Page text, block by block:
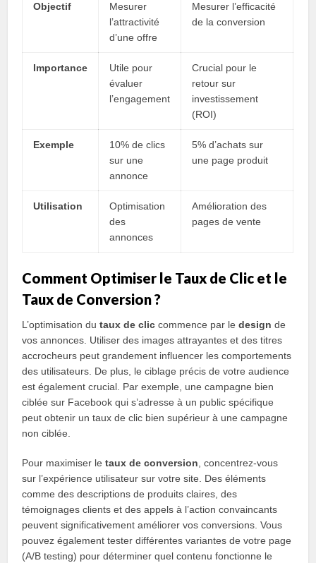
Objectif
Mesurer
l’attractivité
d’une offre
Mesurer l’efficacité
de la conversion
Importance
Utile pour
évaluer
l’engagement
Crucial pour le
retour sur
investissement
(ROI)
Exemple
10% de clics
sur une
annonce
5% d’achats sur
une page produit
Utilisation
Optimisation
des
annonces
Amélioration des
pages de vente
Comment Optimiser le Taux de Clic et le
Taux de Conversion ?
L’optimisation dutaux de clic commence par ledesign de
vos annonces. Utiliser des images attrayantes et des titres
accrocheurs peut grandement influencer les comportements
des utilisateurs. De plus, le ciblage précis de votre audience
est également crucial. Par exemple, une campagne bien
ciblée sur Facebook qui s’adresse à un public spécifique
peut obtenir un taux de clic bien supérieur à une campagne
non ciblée.
Pour maximiser letaux de conversion , concentrez-vous
sur l’expérience utilisateur sur votre site. Des éléments
comme des descriptions de produits claires, des
témoignages clients et des appels à l’action convaincants
peuvent significativement améliorer vos conversions. Vous
pouvez également tester différentes variantes de votre page
(A/B testing) pour déterminer quel contenu fonctionne le